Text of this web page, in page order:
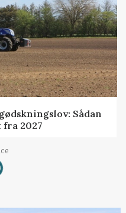
Sådan
2027